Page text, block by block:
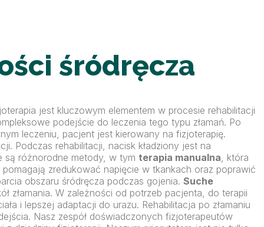
śródręcza
jest kluczowym elementem w procesie rehabilitacji
podejście do leczenia tego typu złamań. Po
leczeniu, pacjent jest kierowany na fizjoterapię.
Podczas rehabilitacji, nacisk kładziony jest na
są różnorodne metody, w tym terapia manualna , która
zredukować napięcie w tkankach oraz poprawić
obszaru śródręcza podczas gojenia. Suche
złamania. W zależności od potrzeb pacjenta, do terapii
i lepszej adaptacji do urazu. Rehabilitacja po złamaniu
Nasz zespół doświadczonych fizjoterapeutów